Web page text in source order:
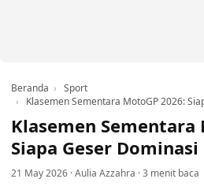
Beranda
Sport
Klasemen Sementara MotoGP 2026:
Klasemen Sementara
Siapa Geser
21 May 2026 ·Aulia Azzahra ·3 menit baca